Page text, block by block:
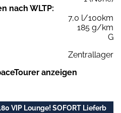
nach WLTP:
7,0 l/100km
185 g/km
G
Zentrallager
anzeigen
VIP Lounge! SOFORT Lieferb